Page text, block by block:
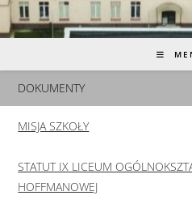
DOKUMENTY
MISJA SZKOŁY
STATUT IX LICEUM
HOFFMANOWEJ